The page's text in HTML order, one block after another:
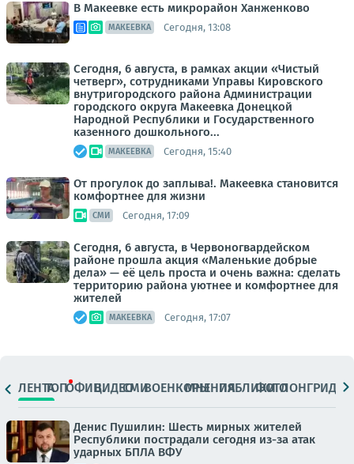
В Макеевке есть микрорайон Ханженково
МАКЕЕВКА Сегодня, 13:08
Сегодня, 6 августа, в рамках акции «Чистый
четверг», сотрудниками Управы Кировского
внутригородского района Администрации
городского округа Макеевка Донецкой
Народной Республики и Государственного
казенного дошкольного...
МАКЕЕВКА Сегодня, 15:40
От прогулок до заплыва!. Макеевка становится
комфортнее для жизни
СМИ Сегодня, 17:09
Сегодня, 6 августа, в Червоногвардейском
районе прошла акция «Маленькие добрые
дела» — её цель проста и очень важна: сделать
территорию района уютнее и комфортнее для
жителей
МАКЕЕВКА Сегодня, 17:07
ЛЕНТАТОПОФИЦ.ВИДЕОСМИВОЕНКОРЫМНЕНИЯПАБЛИКИ
ФОТОЛОНГРИДЫ
Денис Пушилин: Шесть мирных жителей
Республики пострадали сегодня из-за атак
ударных БПЛА ВФУ